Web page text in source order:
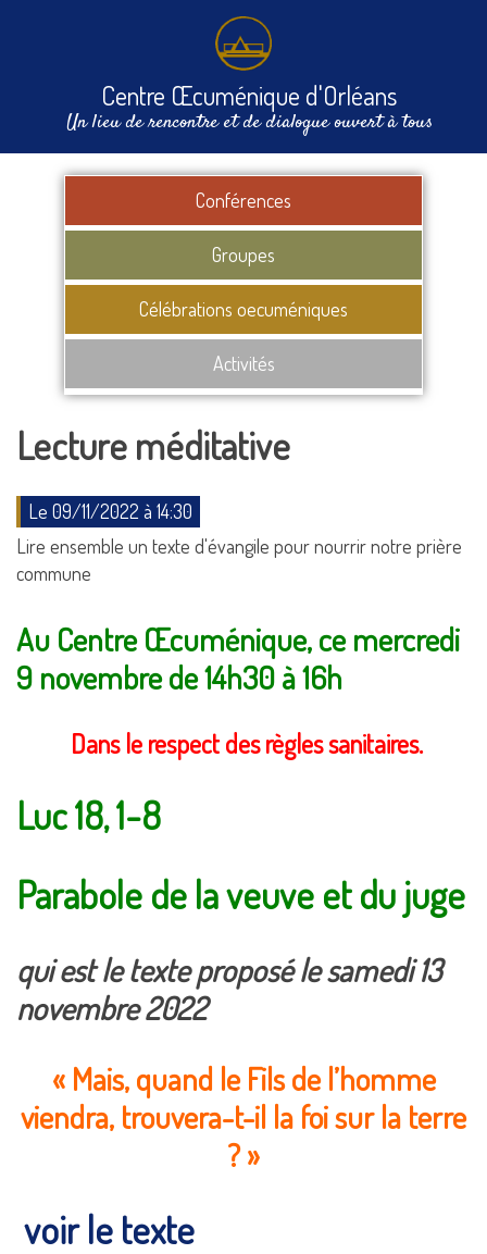
Centre Œcuménique d'Orléans
Un lieu de rencontre et de dialogue ouvert à tous
Conférences
Groupes
Célébrations oecuméniques
Activités
Lecture méditative
Le 09/11/2022 à 14:30
Lire ensemble un texte d'évangile pour nourrir notre prière
commune
Au Centre Œcuménique, ce mercredi
9 novembre de 14h30 à 16h
Dans le respect des règles sanitaires.
Luc 18, 1-8
Parabole de la veuve et du juge
qui est le texte proposé le samedi 13
novembre 2022
« Mais, quand le Fils de l’homme
viendra, trouvera-t-il la foi sur la terre
? »
voir le texte